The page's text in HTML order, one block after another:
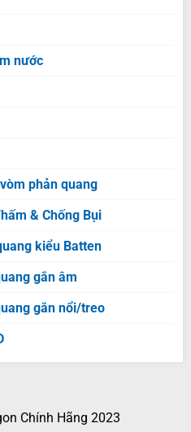
nước
phản quang
& Chống Bụi
kiểu Batten
gắn âm
gắn nổi/treo
Chính Hãng 2023